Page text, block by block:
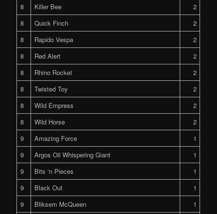
8
Killer Bee
2
8
Quick Finch
2
8
Rapido Vespa
2
8
Red Alert
2
8
Rhino Rocket
2
8
Twisted Toy
2
8
Wild Empress
2
8
Wild Horse
2
9
Amazing Force
1
9
Argos Oil Whispering Giant
1
9
Bits ‘n Pieces
1
9
Black Out
1
9
Bliksem McQueen
1